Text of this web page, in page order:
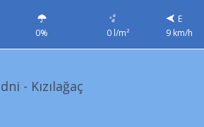
0% 0 l/m²
E
9 km/h
- Kızılağaç